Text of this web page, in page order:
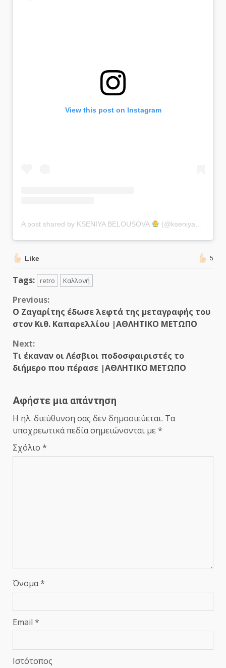
View this post on Instagram
A post shared by KSENIYA BELOUSOVA (@kseniya_bella)
Like 5
Tags: retro Καλλονή
Continue
Reading
Previous:
Ο Ζαγαρίτης έδωσε λεφτά της μεταγραφής του
στον Κιθ. Καπαρελλίου |ΑΘΛΗΤΙΚΟ ΜΕΤΩΠΟ
Next:
Τι έκαναν οι Λέσβιοι ποδοσφαιριστές το
διήμερο που πέρασε |ΑΘΛΗΤΙΚΟ ΜΕΤΩΠΟ
Αφήστε μια απάντηση
Η ηλ. διεύθυνση σας δεν δημοσιεύεται. Τα
υποχρεωτικά πεδία σημειώνονται με *
Σχόλιο *
Όνομα*
Email *
Ιστότοπος